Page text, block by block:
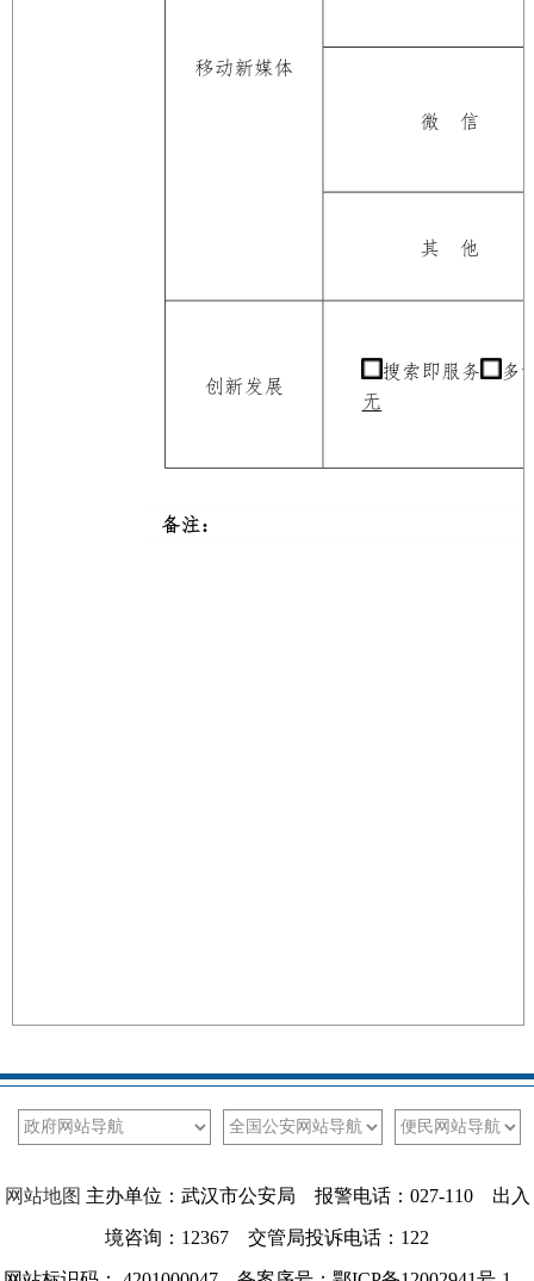
网站地图 主办单位：武汉市公安局 报警电话：027-110 出入
境咨询：12367 交管局投诉电话：122